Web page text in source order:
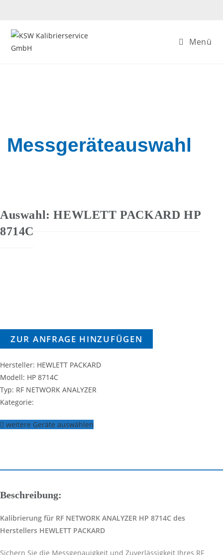
springen
Menü
Messgeräteauswahl
Auswahl: HEWLETT PACKARD HP
8714C
ZUR ANFRAGE HINZUFÜGEN
Hersteller: HEWLETT PACKARD
Modell: HP 8714C
Typ: RF NETWORK ANALYZER
Kategorie:
weitere Geräte auswählen
Beschreibung:
Kalibrierung für RF NETWORK ANALYZER HP 8714C des
Herstellers HEWLETT PACKARD
Sichern Sie die Messgenauigkeit und Zuverlässigkeit Ihres RF